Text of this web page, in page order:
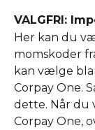
VALGFRI:
Her kan du
momskoder
kan vælge
Corpay One.
dette. Når du
Corpay One,